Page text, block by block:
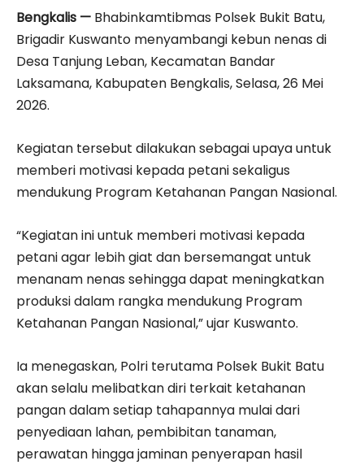
Bengkalis — Bhabinkamtibmas Polsek Bukit Batu,
Brigadir Kuswanto menyambangi kebun nenas di
Desa Tanjung Leban, Kecamatan Bandar
Laksamana, Kabupaten Bengkalis, Selasa, 26 Mei
2026.
Kegiatan tersebut dilakukan sebagai upaya untuk
memberi motivasi kepada petani sekaligus
mendukung Program Ketahanan Pangan Nasional.
“Kegiatan ini untuk memberi motivasi kepada
petani agar lebih giat dan bersemangat untuk
menanam nenas sehingga dapat meningkatkan
produksi dalam rangka mendukung Program
Ketahanan Pangan Nasional,” ujar Kuswanto.
Ia menegaskan, Polri terutama Polsek Bukit Batu
akan selalu melibatkan diri terkait ketahanan
pangan dalam setiap tahapannya mulai dari
penyediaan lahan, pembibitan tanaman,
perawatan hingga jaminan penyerapan hasil